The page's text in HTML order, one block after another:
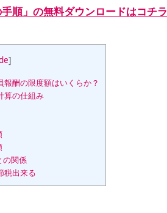
順」の無料ダウンロードはコチラ
]
酬の限度額はいくらか？
算の仕組み
の関係
税出来る